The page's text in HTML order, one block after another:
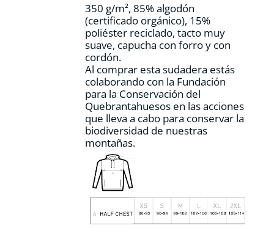
página
de
producto
350 g/m², 85% algodón
(certificado orgánico), 15%
poliéster reciclado, tacto muy
suave, capucha con forro y con
cordón.
Al comprar esta sudadera estás
colaborando con la Fundación
para la Conservación del
Quebrantahuesos en las acciones
que lleva a cabo para conservar la
biodiversidad de nuestras
montañas.